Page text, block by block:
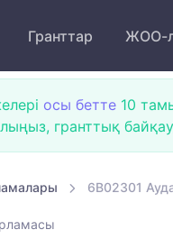
Гранттар ЖОО-
осы бетте 10
гранттық
6B02301